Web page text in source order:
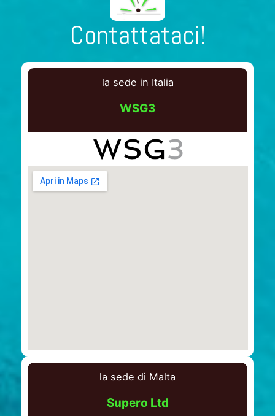
Contattataci!
la sede in Italia
WSG3
la sede di Malta
Supero Ltd